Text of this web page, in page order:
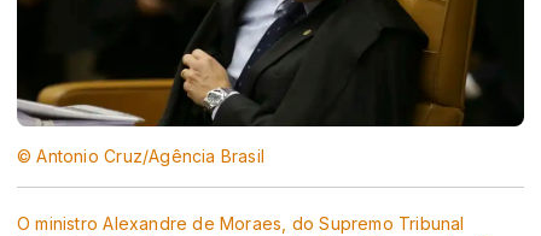
© Antonio Cruz/Agência Brasil
O ministro Alexandre de Moraes, do Supremo Tribunal